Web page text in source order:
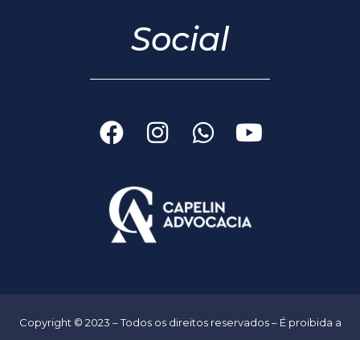
Social
Copyright © 2023 – Todos os direitos reservados – É proibida a